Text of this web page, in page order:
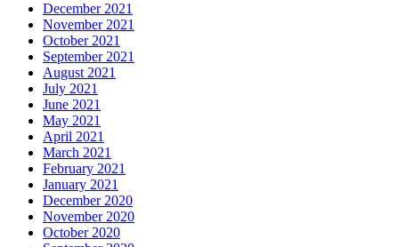
December 2021
November 2021
October 2021
September 2021
August 2021
July 2021
June 2021
May 2021
April 2021
March 2021
February 2021
January 2021
December 2020
November 2020
October 2020